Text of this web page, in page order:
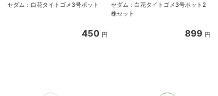
セダム：白花タイトゴメ3号ポット
450 円
セダム：白花タイトゴメ3号ポット2
株セット
899 円